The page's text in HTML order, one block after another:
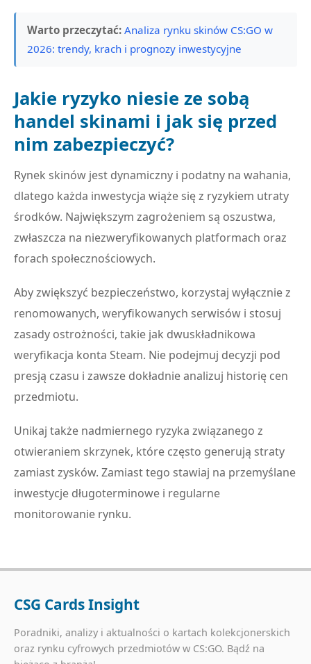
Warto przeczytać: Analiza rynku skinów CS:GO w
2026: trendy, krach i prognozy inwestycyjne
Jakie ryzyko niesie ze sobą
handel skinami i jak się przed
nim zabezpieczyć?
Rynek skinów jest dynamiczny i podatny na wahania,
dlatego każda inwestycja wiąże się z ryzykiem utraty
środków. Największym zagrożeniem są oszustwa,
zwłaszcza na niezweryfikowanych platformach oraz
forach społecznościowych.
Aby zwiększyć bezpieczeństwo, korzystaj wyłącznie z
renomowanych, weryfikowanych serwisów i stosuj
zasady ostrożności, takie jak dwuskładnikowa
weryfikacja konta Steam. Nie podejmuj decyzji pod
presją czasu i zawsze dokładnie analizuj historię cen
przedmiotu.
Unikaj także nadmiernego ryzyka związanego z
otwieraniem skrzynek, które często generują straty
zamiast zysków. Zamiast tego stawiaj na przemyślane
inwestycje długoterminowe i regularne
monitorowanie rynku.
CSG Cards Insight
Poradniki, analizy i aktualności o kartach kolekcjonerskich
oraz rynku cyfrowych przedmiotów w CS:GO. Bądź na